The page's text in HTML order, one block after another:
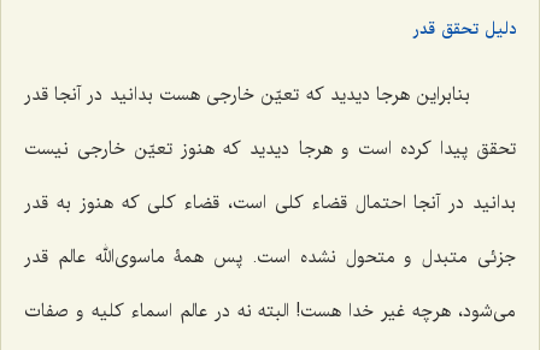
دلیل تحقق قدر
بنابراین هرجا دیدید که تعیّن خارجی هست بدانید در آنجا قدر
تحقق پیدا کرده است و هرجا دیدید که هنوز تعیّن خارجی نیست
بدانید در آنجا احتمال قضاء کلی است، قضاء کلی که هنوز به قدر
جزئی متبدل و متحول نشده است. پس همۀ ما‌‌سوی‌الله عالم قدر
می‌شود، هرچه غیر خدا هست! البته نه در عالم اسماء کلیه و صفات